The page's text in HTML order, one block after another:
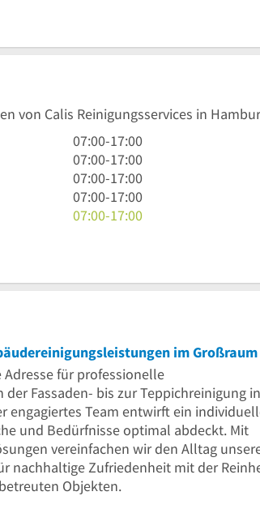
von Calis Reinigungsservices in
7
Uhr
bis
17
Uhr
07:00-17:00
7
Uhr
bis
17
07:00-17:00
7
Uhr
bis
07:00-17:00
7
Uhr
07:00-17:00
7
Uhr
07:00-17:00
Adresse für professionelle
Fassaden- bis zur Teppichreinigung in
engagiertes Team entwirft ein
und Bedürfnisse optimal abdeckt. Mit
vereinfachen wir den Alltag
nachhaltige Zufriedenheit mit der
Objekten.